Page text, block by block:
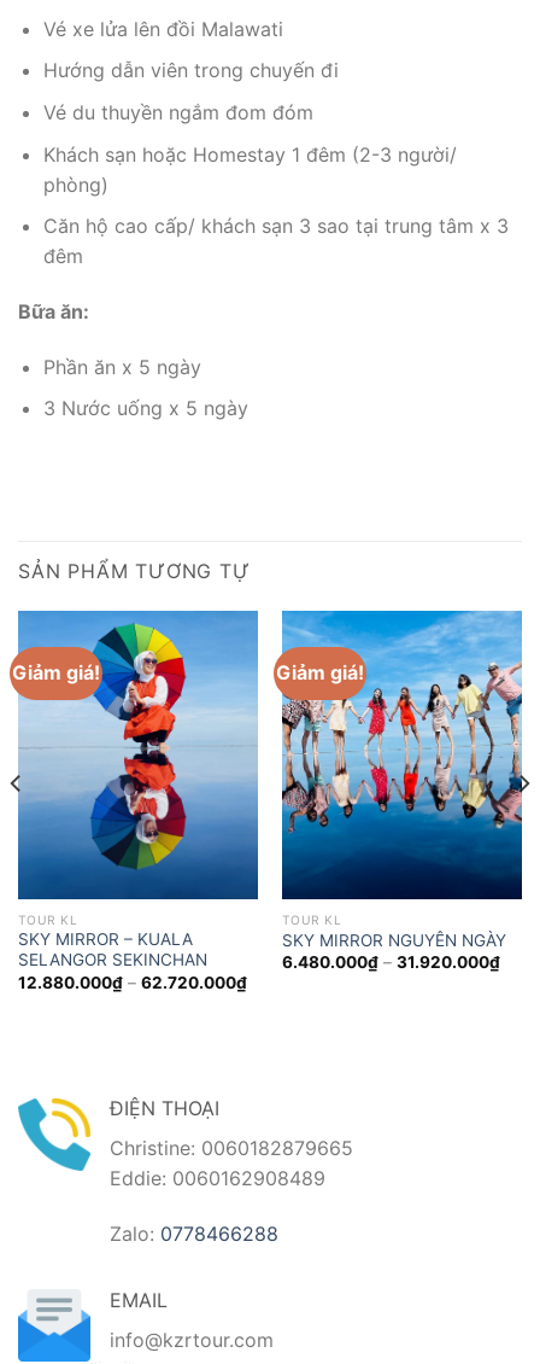
Vé xe lửa lên đồi Malawati
Hướng dẫn viên trong chuyến đi
Vé du thuyền ngắm đom đóm
Khách sạn hoặc Homestay 1 đêm (2-3 người/
phòng)
Căn hộ cao cấp/ khách sạn 3 sao tại trung tâm x 3
đêm
Bữa ăn:
Phần ăn x 5 ngày
3 Nước uống x 5 ngày
SẢN PHẨM TƯƠNG TỰ
Giảm giá!
TOUR KL
SKY MIRROR – KUALA
SELANGOR SEKINCHAN
12.880.000₫ – 62.720.000₫Khoảng
giá:
Giảm giá!
TOUR KL
SKY MIRROR NGUYÊN NGÀY
6.480.000₫ – 31.920.000₫
giá:
ĐIỆN THOẠI
Christine: 0060182879665
Eddie: 0060162908489
Zalo: 0778466288
EMAIL
info@kzrtour.com